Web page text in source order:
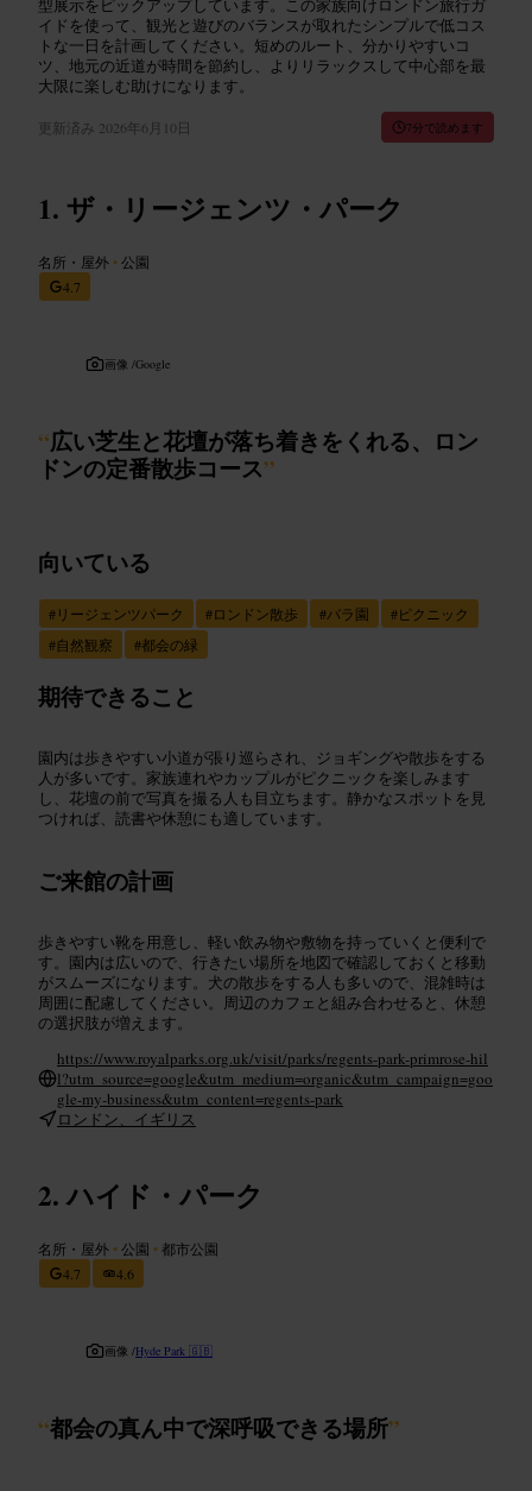
型展示をピックアップしています。この家族向けロンドン旅行ガ
イドを使って、観光と遊びのバランスが取れたシンプルで低コス
トな一日を計画してください。短めのルート、分かりやすいコ
ツ、地元の近道が時間を節約し、よりリラックスして中心部を最
大限に楽しむ助けになります。
更新済み 2026年6月10日 7分で読めます
ザ・リージェンツ・パーク
名所・屋外 •公園
4.7
画像 /Google
“広い芝生と花壇が落ち着きをくれる、ロン
ドンの定番散歩コース”
向いている
#リージェンツパーク #ロンドン散歩 #バラ園 #ピクニック
#自然観察 #都会の緑
期待できること
園内は歩きやすい小道が張り巡らされ、ジョギングや散歩をする
人が多いです。家族連れやカップルがピクニックを楽しみます
し、花壇の前で写真を撮る人も目立ちます。静かなスポットを見
つければ、読書や休憩にも適しています。
ご来館の計画
歩きやすい靴を用意し、軽い飲み物や敷物を持っていくと便利で
す。園内は広いので、行きたい場所を地図で確認しておくと移動
がスムーズになります。犬の散歩をする人も多いので、混雑時は
周囲に配慮してください。周辺のカフェと組み合わせると、休憩
の選択肢が増えます。
https://www.royalparks.org.uk/visit/parks/regents-park-primrose-hil
l?utm_source=google&utm_medium=organic&utm_campaign=goo
gle-my-business&utm_content=regents-park
ロンドン、イギリス
ハイド・パーク
名所・屋外 •公園 •都市公園
4.7
4.6
画像 /Hyde Park 🇬🇧
“都会の真ん中で深呼吸できる場所”